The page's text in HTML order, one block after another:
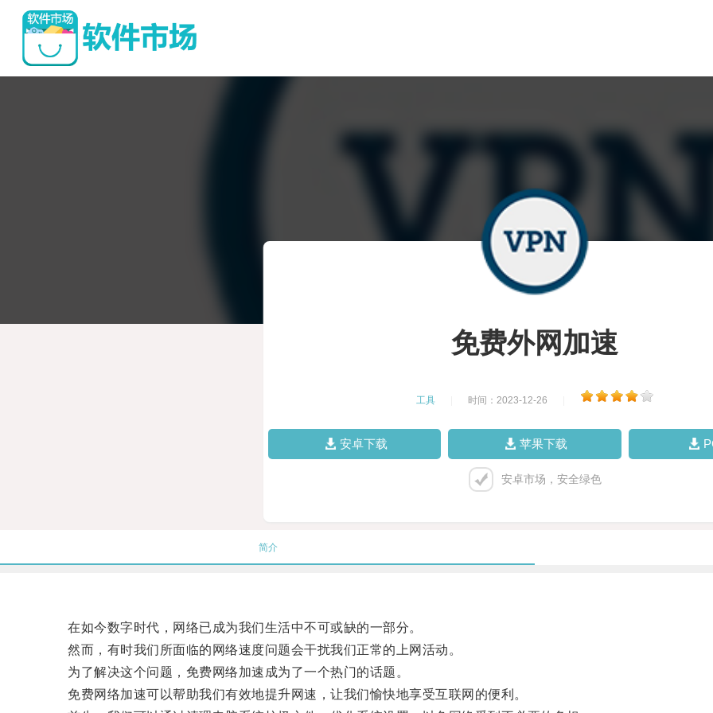
免费外网加速
工具 时间：2023-12-26
安卓下载 苹果下载
安卓市场，安全绿色
简介
在如今数字时代，网络已成为我们生活中不可或缺的一部分。
然而，有时我们所面临的网络速度问题会干扰我们正常的上网活动。
为了解决这个问题，免费网络加速成为了一个热门的话题。
免费网络加速可以帮助我们有效地提升网速，让我们愉快地享受互联网的便利。